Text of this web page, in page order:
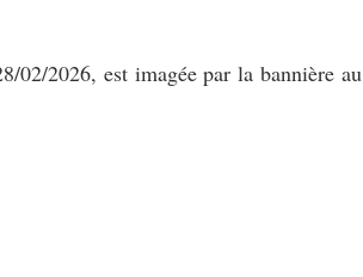
2026, est imagée par la bannière au